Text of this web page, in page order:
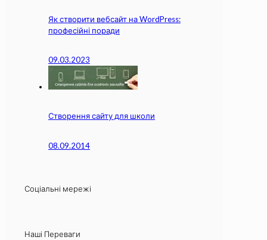
Як створити вебсайт на WordPress:
професійні поради
09.03.2023
Створення сайту для школи
08.09.2014
Соціальні мережі
Наші Переваги